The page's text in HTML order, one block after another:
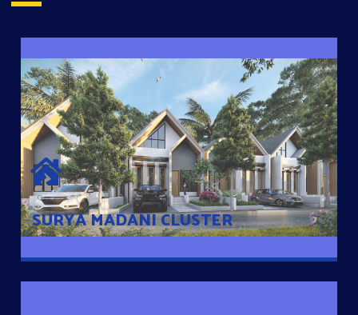
SURYA MADANI CLUSTER
SURYA MADANI CLUSTER
Desain Modern Minimalis dengan Konsep Rumah Pintar
Sehingga Memudahkan Penghuni mengakses rumahnya
dengan Ponsel